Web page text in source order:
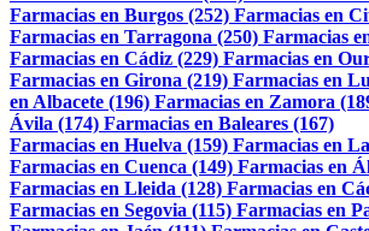
Farmacias en Burgos (252) Farmacias en
Farmacias en Tarragona (250) Farmacias
Farmacias en Cádiz (229) Farmacias en
Farmacias en Girona (219) Farmacias en
en Albacete (196) Farmacias en Zamora
Ávila (174) Farmacias en Baleares (167)
Farmacias en Huelva (159) Farmacias en
Farmacias en Cuenca (149) Farmacias en
Farmacias en Lleida (128) Farmacias en
Farmacias en Segovia (115) Farmacias en